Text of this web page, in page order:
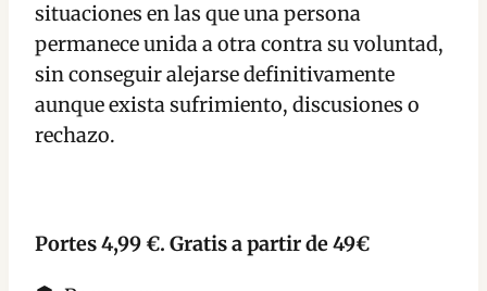
situaciones en las que una persona
permanece unida a otra contra su voluntad,
sin conseguir alejarse definitivamente
aunque exista sufrimiento, discusiones o
rechazo.
Portes 4,99 €. Gratis a partir de 49€